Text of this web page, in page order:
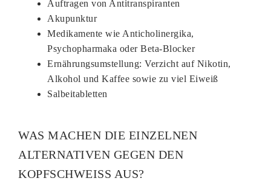
Auftragen von Antitranspiranten
Akupunktur
Medikamente wie Anticholinergika,
Psychopharmaka oder Beta-Blocker
Ernährungsumstellung: Verzicht auf Nikotin,
Alkohol und Kaffee sowie zu viel Eiweiß
Salbeitabletten
WAS MACHEN DIE EINZELNEN
ALTERNATIVEN GEGEN DEN
KOPFSCHWEISS AUS?